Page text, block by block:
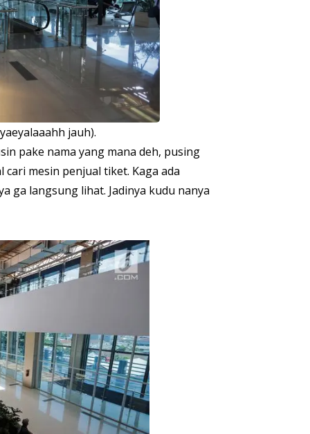
jauh).
pake nama yang mana deh, pusing
cari mesin penjual tiket. Kaga ada
ga langsung lihat. Jadinya kudu nanya